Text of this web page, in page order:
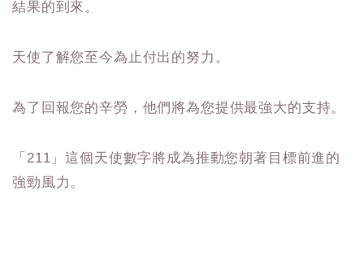
結果的到來。
天使了解您至今為止付出的努力。
為了回報您的辛勞，他們將為您提供最強大的支持。
「211」這個天使數字將成為推動您朝著目標前進的
強勁風力。